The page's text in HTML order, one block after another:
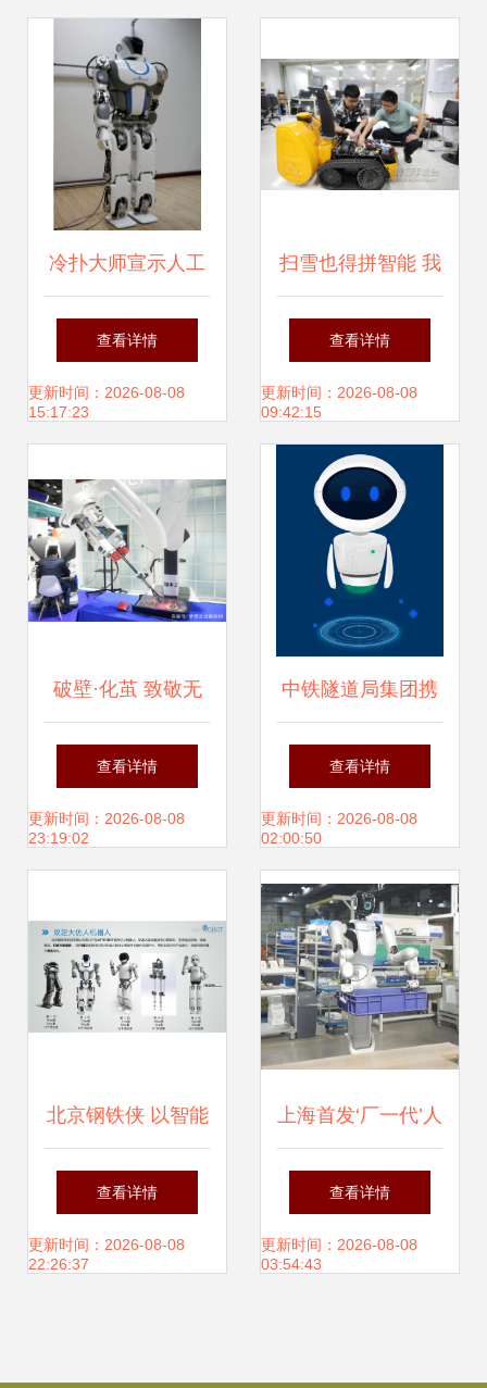
冷扑大师宣示人工
智能大热，机器人
发展尤待进步
查看详情
更新时间：2026-08-08
15:17:23
扫雪也得拼智能 我
区企业研发扫雪机
器人填补国内空白
查看详情
更新时间：2026-08-08
09:42:15
破壁·化茧 致敬无
针接种智能机器人
的无畏尝试
查看详情
更新时间：2026-08-08
23:19:02
中铁隧道局集团携
手令才科技研发 智
能审单机器人 ,开
启智能财务新范式
查看详情
更新时间：2026-08-08
02:00:50
北京钢铁侠 以智能
机器人研发助力中
国航天开创空间机
查看详情
更新时间：2026-08-08
22:26:37
上海首发‘厂一代’人
形机器人 告别‘过
时’打工模式，具身
查看详情
更新时间：2026-08-08
03:54:43